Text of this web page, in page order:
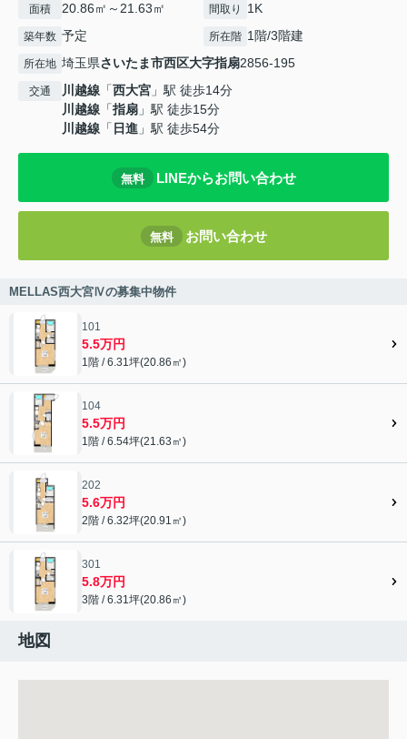
面積 20.86㎡～21.63㎡ 間取り 1K
築年数 予定 所在階 1階/3階建
所在地 埼玉県さいたま市西区大字指扇2856-195
交通 川越線 「西大宮 」駅 徒歩14分
川越線 「指扇 」駅 徒歩15分
川越線 「 日進 」駅 徒歩54分
無料 LINEからお問い合わせ
無料 お問い合わせ
MELLAS西大宮Ⅳの募集中物件
101
5.5万円
1階 / 6.31坪(20.86㎡)
104
5.5万円
1階 / 6.54坪(21.63㎡)
202
5.6万円
2階 / 6.32坪(20.91㎡)
301
5.8万円
3階 / 6.31坪(20.86㎡)
地図